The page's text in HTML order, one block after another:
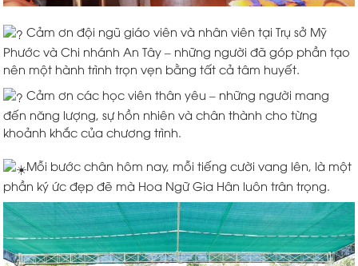
Cảm ơn đội ngũ giáo viên và nhân viên tại Trụ sở Mỹ
Phước và Chi nhánh An Tây – những người đã góp phần tạo
nên một hành trình trọn vẹn bằng tất cả tâm huyết.
Cảm ơn các học viên thân yêu – những người mang
đến năng lượng, sự hồn nhiên và chân thành cho từng
khoảnh khắc của chương trình.
Mỗi bước chân hôm nay, mỗi tiếng cười vang lên, là một
phần ký ức đẹp đẽ mà Hoa Ngữ Gia Hân luôn trân trọng.